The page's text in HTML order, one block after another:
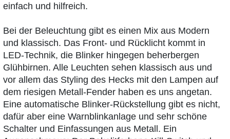
einfach und hilfreich.
Bei der Beleuchtung gibt es einen Mix aus Modern
und klassisch. Das Front- und Rücklicht kommt in
LED-Technik, die Blinker hingegen beherbergen
Glühbirnen. Alle Leuchten sehen klassisch aus und
vor allem das Styling des Hecks mit den Lampen auf
dem riesigen Metall-Fender haben es uns angetan.
Eine automatische Blinker-Rückstellung gibt es nicht,
dafür aber eine Warnblinkanlage und sehr schöne
Schalter und Einfassungen aus Metall. Ein